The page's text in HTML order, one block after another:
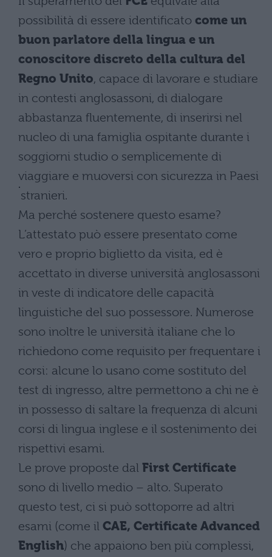
possibilità di essere identificato come un
buon parlatore della lingua e un
conoscitore discreto della cultura del
Regno Unito, capace di lavorare e studiare
in contesti anglosassoni, di dialogare
abbastanza fluentemente, di inserirsi nel
nucleo di una famiglia ospitante durante i
soggiorni studio o semplicemente di
viaggiare e muoversi con sicurezza in Paesi
stranieri.
Ma perché sostenere questo esame?
L’attestato può essere presentato come
vero e proprio biglietto da visita, ed è
accettato in diverse università anglosassoni
in veste di indicatore delle capacità
linguistiche del suo possessore. Numerose
sono inoltre le università italiane che lo
richiedono come requisito per frequentare i
corsi: alcune lo usano come sostituto del
test di ingresso, altre permettono a chi ne è
in possesso di saltare la frequenza di alcuni
corsi di lingua inglese e il sostenimento dei
rispettivi esami.
Le prove proposte dal First Certificate
sono di livello medio – alto. Superato
questo test, ci si può sottoporre ad altri
esami (come il CAE, Certificate Advanced
English) che appaiono ben più complessi,